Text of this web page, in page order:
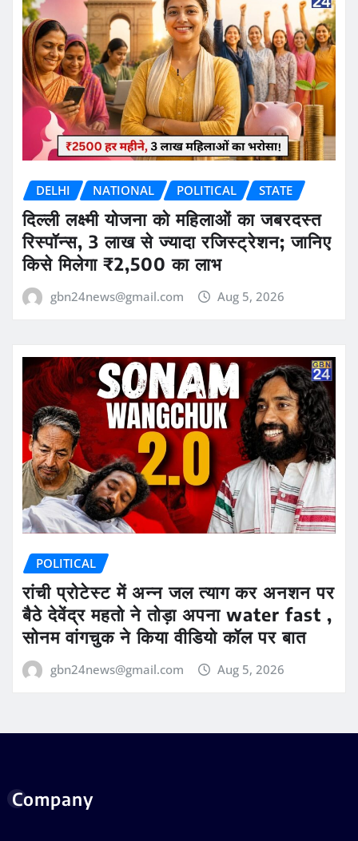
DELHI NATIONAL POLITICAL STATE
दिल्ली लक्ष्मी योजना को महिलाओं का जबरदस्त
रिस्पॉन्स, 3 लाख से ज्यादा रजिस्ट्रेशन; जानिए
किसे मिलेगा ₹2,500 का लाभ
gbn24news@gmail.com Aug 5, 2026
POLITICAL
रांची प्रोटेस्ट में अन्न जल त्याग कर अनशन पर
बैठे देवेंद्र महतो ने तोड़ा अपना water fast ,
सोनम वांगचुक ने किया वीडियो कॉल पर बात
gbn24news@gmail.com Aug 5, 2026
Company